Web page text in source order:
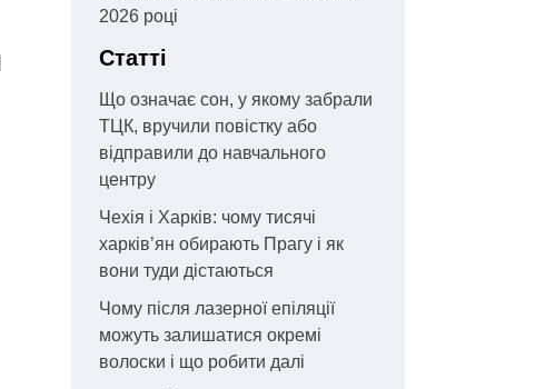
2026 році
Статті
Що означає сон, у якому забрали
ТЦК, вручили повістку або
відправили до навчального
центру
Чехія і Харків: чому тисячі
харків’ян обирають Прагу і як
вони туди дістаються
Чому після лазерної епіляції
можуть залишатися окремі
волоски і що робити далі